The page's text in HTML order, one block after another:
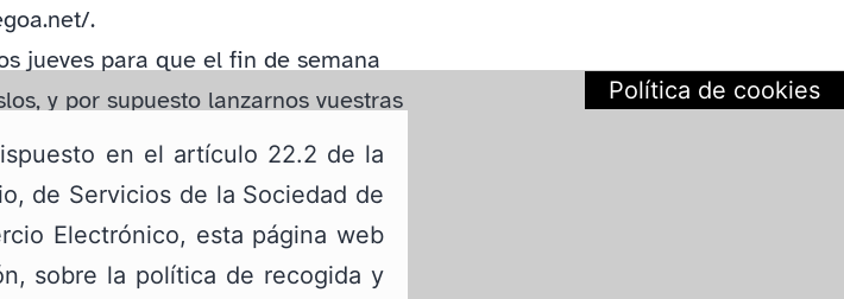
.
jueves para que el fin de semana
y por supuesto lanzarnos vuestras
Política de cookies
en el artículo 22.2 de la
de Servicios de la Sociedad de
Electrónico, esta página web
sobre la política de recogida y